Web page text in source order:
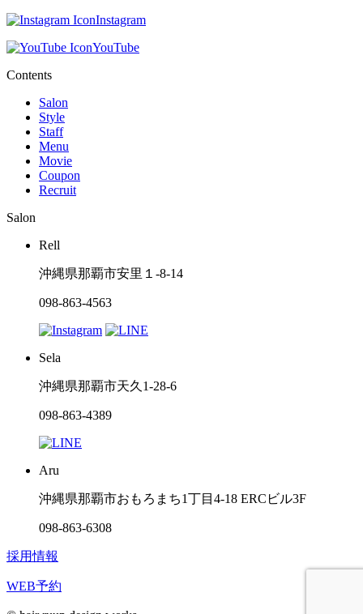
Instagram
YouTube
Contents
Salon
Style
Staff
Menu
Movie
Coupon
Recruit
Salon
Rell
沖縄県那覇市安里１-8-14
098-863-4563
Sela
沖縄県那覇市天久1-28-6
098-863-4389
Aru
沖縄県那覇市おもろまち1丁目4-18 ERCビル3F
098-863-6308
採用情報
WEB予約